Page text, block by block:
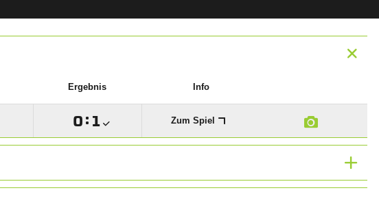
Ergebnis Info
 :  Zum Spiel